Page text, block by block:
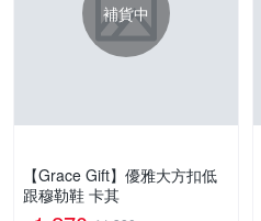
補貨中
【Grace Gift】優雅大方扣低
跟穆勒鞋 卡其